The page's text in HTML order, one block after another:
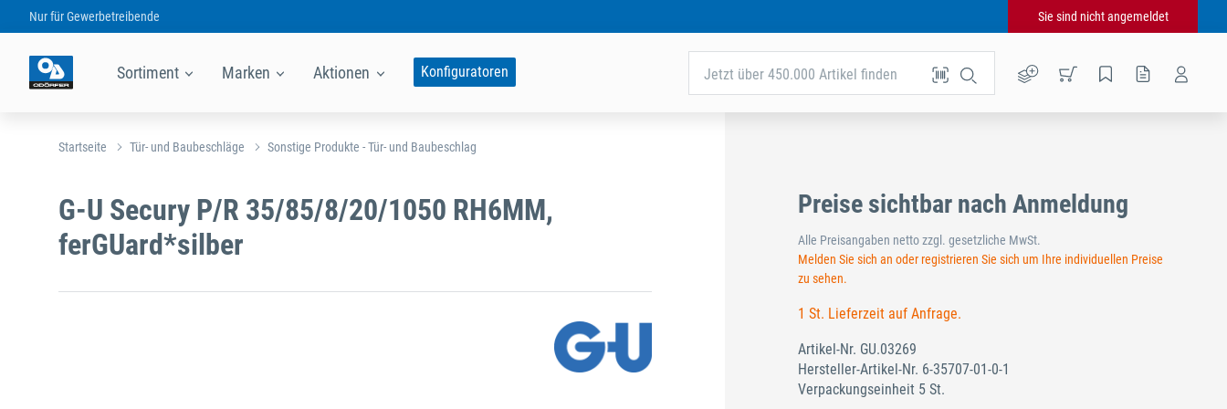
Nur fürGewerbetreibende Sie sind nicht angemeldet
Sortiment Marken Aktionen Konfiguratoren Jetzt über 450.000 Artikel finden
Startseite Tür- und Baubeschläge Sonstige Produkte - Tür- und Baubeschlag
G-U Secury P/R 35/85/8/20/1050 RH6MM,
ferGUard*silber
Preise sichtbar nach Anmeldung
Alle Preisangaben netto zzgl. gesetzliche MwSt.
Melden Sie sich an oder registrieren Sie sich um Ihre individuellen Preise
zu sehen.
1 St. Lieferzeit auf Anfrage.
Artikel-Nr. GU.03269
Hersteller-Artikel-Nr. 6-35707-01-0-1
Verpackungseinheit 5 St.